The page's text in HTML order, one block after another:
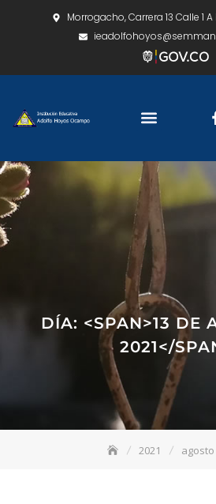
Morrogacho, Carrera 13 Calle 1
DÍA: <SPAN>13 DE
2021</
2021 agosto